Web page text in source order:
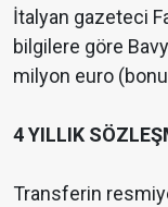
İtalyan gazeteci
bilgilere göre
milyon euro
4 YILLIK
Transferin